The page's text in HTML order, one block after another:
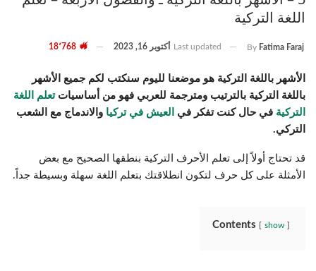
اللغة التركية
By Fatima Faraj
Last updated أكتوبر 16, 2023
الأشهر باللغة التركية هو موضعنا لليوم سنكتب لكم جميع الأشهر
باللغة التركية بالترتيب ومترجمة للعربي فهو من أساسياتتعلم اللغة
التركية في حال كنت تفكر في العيش في تركيا والاندماج مع الشعب
التركي.
قد تحتاج أولاً إلى تعلم الأحرف التركية بنطقها الصحيح مع بعض
الأمثلة على كل حرف لتكون انطلاقتك بتعلم اللغة سهلة وبسيطة جداً.
Contents show